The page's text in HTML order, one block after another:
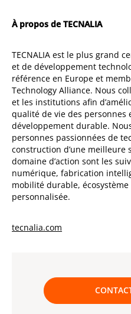
À propos de TECNALIA
TECNALIA est le plus grand
et de développement
référence en Europe et
Technology Alliance. Nous
et les institutions afin
qualité de vie des personnes
développement durable.
personnes passionnées de
construction d’une meilleure
domaine d’action sont les
numérique, fabrication
mobilité durable,
personnalisée.
tecnalia.com